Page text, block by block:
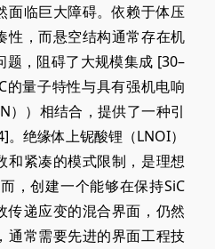
面临巨大障碍。依赖于体压
性，而悬空结构通常存在机
题，阻碍了大规模集成 [30–
的量子特性与具有强机电响
））相结合，提供了一种引
。绝缘体上铌酸锂（LNOI）
和紧凑的模式限制，是理想
，创建一个能够在保持SiC
传递应变的混合界面，仍然
通常需要先进的界面工程技